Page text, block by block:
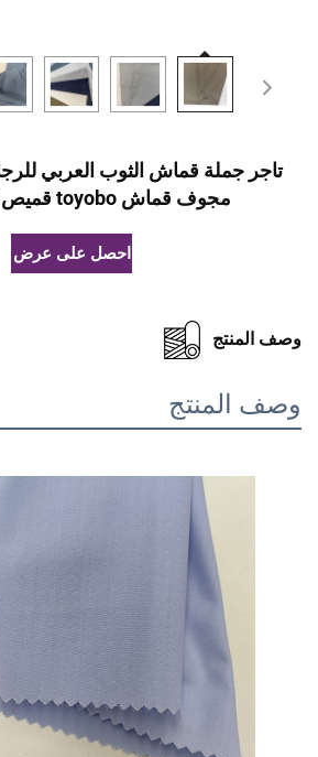
تاجر جملة قماش الثوب العربي
مجوف قماش toyobo قميص ثوب عربي
احصل على عرض
وصف المنتج
وصف المنتج